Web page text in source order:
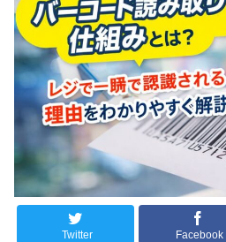
Twitter Facebook